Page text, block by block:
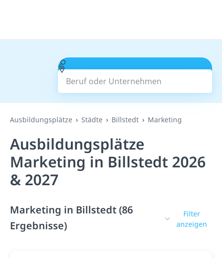
Beruf oder Unternehmen
Suchen
Ausbildungsplätze Städte Billstedt Marketing
Ausbildungsplätze
Marketing in Billstedt 2026
& 2027
Marketing in Billstedt (86
Ergebnisse)
Filter
anzeigen